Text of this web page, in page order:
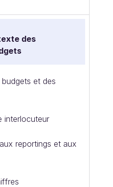
des
et des
interlocuteur
reportings et aux